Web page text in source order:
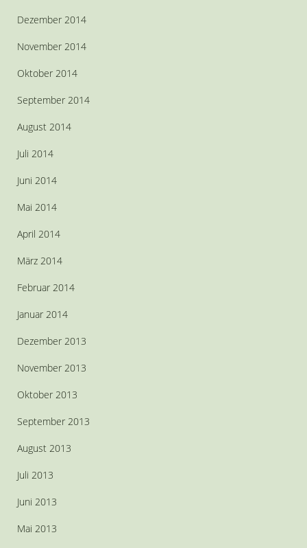
Dezember 2014
November 2014
Oktober 2014
September 2014
August 2014
Juli 2014
Juni 2014
Mai 2014
April 2014
März 2014
Februar 2014
Januar 2014
Dezember 2013
November 2013
Oktober 2013
September 2013
August 2013
Juli 2013
Juni 2013
Mai 2013